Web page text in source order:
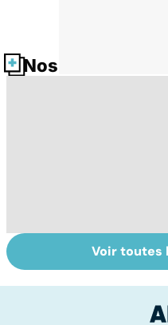
Nos fiches santé
Tout savoir sur le
cerveau
Voir toutes